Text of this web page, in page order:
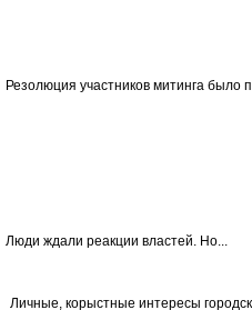
Резолюция участников митинга было
Люди ждали реакции властей. Но...
Личные, корыстные интересы